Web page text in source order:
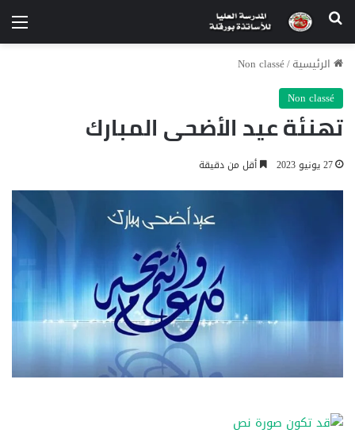
الرئيسية/
Non classé
Non classé
تهنئة عيد الأضحى المبارك
27 يونيو 2023 أقل من دقيقة